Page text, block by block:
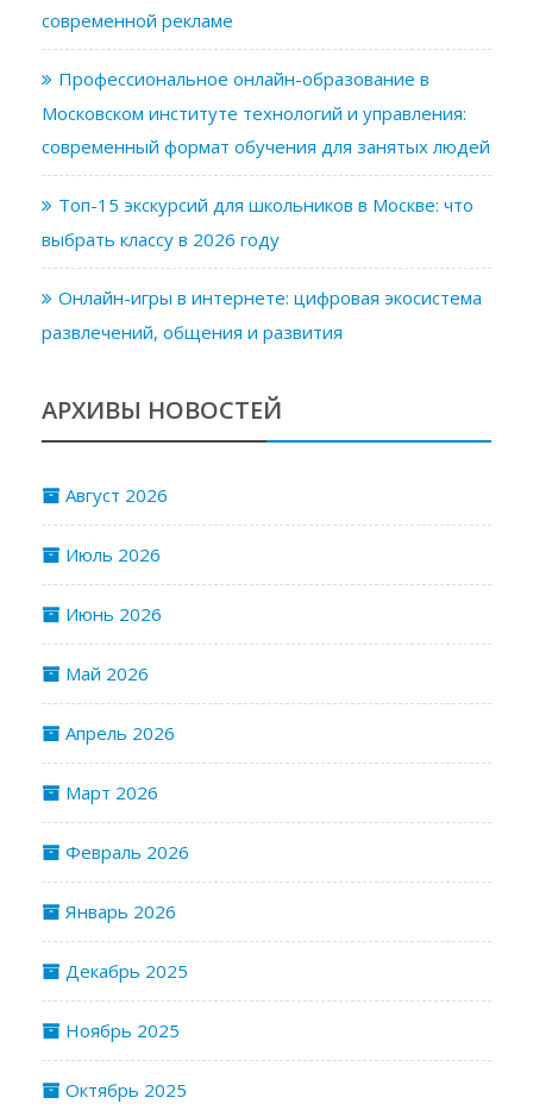
современной рекламе
Профессиональное онлайн-образование в
Московском институте технологий и управления:
современный формат обучения для занятых людей
Топ-15 экскурсий для школьников в Москве: что
выбрать классу в 2026 году
Онлайн-игры в интернете: цифровая экосистема
развлечений, общения и развития
АРХИВЫ НОВОСТЕЙ
Август 2026
Июль 2026
Июнь 2026
Май 2026
Апрель 2026
Март 2026
Февраль 2026
Январь 2026
Декабрь 2025
Ноябрь 2025
Октябрь 2025